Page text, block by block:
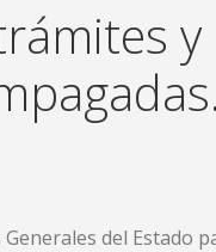
del Estado